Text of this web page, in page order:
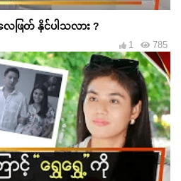
ဖြတ် နိုင်ပါသလား ?
785
1